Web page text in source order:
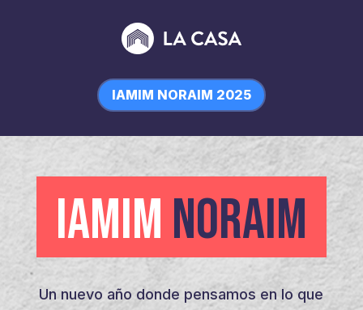
IAMIM NORAIM 2025
IAMIM NORAIM
Un nuevo año donde pensamos en lo que